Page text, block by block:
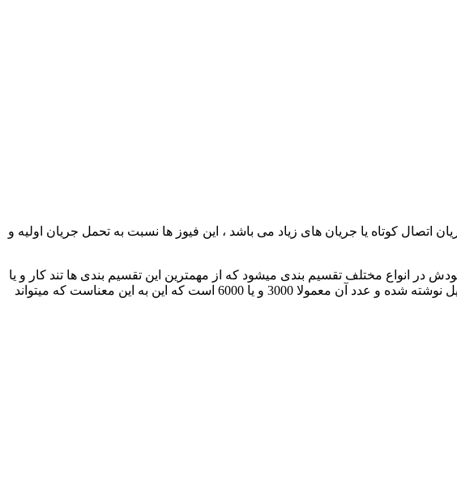
اتصال کوتاه یا جریان های زیاد می باشد ، این فیوز ها نسبت به تحمل جریان اولیه و
در انواع مختلف تقسیم بندی میشود که از مهمترین این تقسیم بندی ها تند کار و یا
کند کار بودن آن است. در فیوز های مینیاتوری ۲ جریان وجود دارد. اولی جریان لحظه ایی است که عموما داخل یک مستطیل نوشته شده و عدد آن معمولا 3000 و یا 6000 است که این به این معناست که میتواند